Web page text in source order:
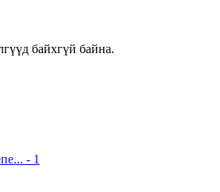
байхгүй байна.
- 1